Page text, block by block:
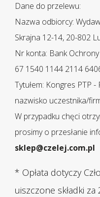
Dane do przelewu:
Nazwa odbiorcy:
Skrajna 12-14, 20-802
Nr konta: Bank
67 1540 1144 2114
Tytułem: Kongres PTP
nazwisko uczestnika/
W przypadku chęci
prosimy o przesłanie
sklep@czelej.com.pl
* Opłata dotyczy
uiszczone składki za